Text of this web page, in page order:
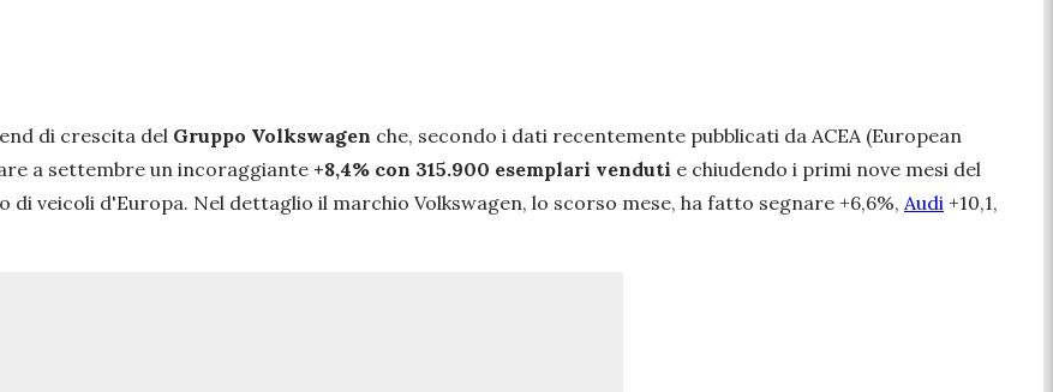
di crescita del Gruppo Volkswagen che, secondo i dati recentemente pubblicati da ACEA (European
a settembre un incoraggiante +8,4% con 315.900 esemplari venduti e chiudendo i primi nove mesi del
veicoli d'Europa. Nel dettaglio il marchio Volkswagen, lo scorso mese, ha fatto segnare +6,6%, Audi +10,1,